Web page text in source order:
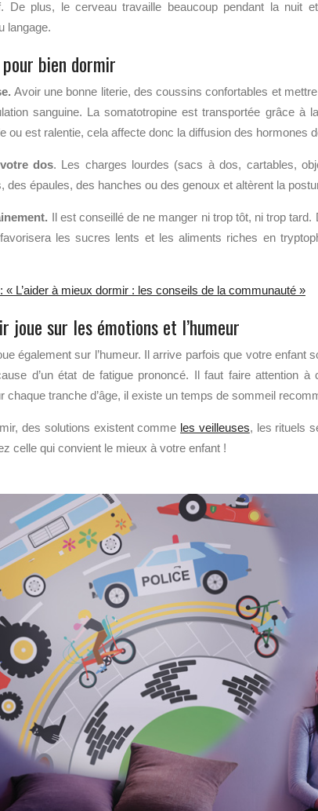
De plus, le cerveau travaille beaucoup pendant la nuit
langage.
bien dormir
Avoir une bonne literie, des coussins confortables et
sanguine. La somatotropine est transportée grâce à
ou est ralentie, cela affecte donc la diffusion des hormones
dos. Les charges lourdes (sacs à dos, cartables,
des épaules, des hanches ou des genoux et altèrent la
Il est conseillé de ne manger ni trop tôt, ni trop
les sucres lents et les aliments riches en
« L’aider à mieux dormir : les conseils de la communauté »
joue sur les émotions et l’humeur
également sur l’humeur. Il arrive parfois que votre enfant
d’un état de fatigue prononcé. Il faut faire attention
chaque tranche d’âge, il existe un temps de sommeil
des solutions existent comme les veilleuses, les rituels
celle qui convient le mieux à votre enfant !